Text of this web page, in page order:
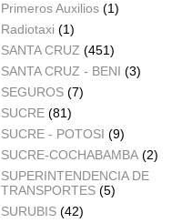
Primeros Auxilios (1)
Radiotaxi (1)
SANTA CRUZ (451)
SANTA CRUZ - BENI (3)
SEGUROS (7)
SUCRE (81)
SUCRE - POTOSI (9)
SUCRE-COCHABAMBA (2)
SUPERINTENDENCIA DE
TRANSPORTES (5)
SURUBIS (42)